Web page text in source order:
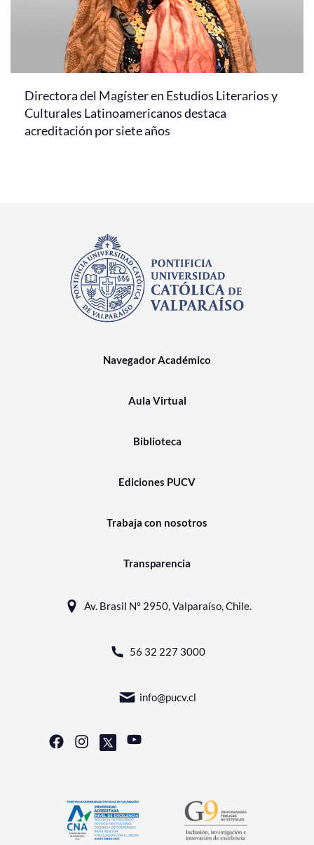
Directora del Magíster en Estudios Literarios y
Culturales Latinoamericanos destaca
acreditación por siete años
Navegador Académico
Aula Virtual
Biblioteca
Ediciones PUCV
Trabaja con nosotros
Transparencia
Av. Brasil N° 2950, Valparaíso, Chile.
56 32 227 3000
info@pucv.cl